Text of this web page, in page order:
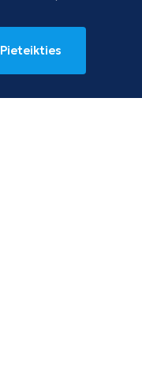
Pieteikties